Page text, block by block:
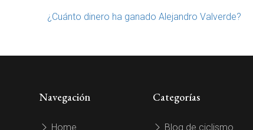
¿Cuánto dinero ha ganado Alejandro Valverde?
Navegación
Home
Categorías
Blog de ciclismo